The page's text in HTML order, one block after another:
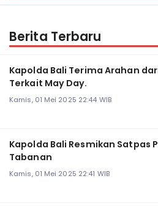
Berita Terbaru
Kapolda Bali Terima Arahan
Terkait May Day.
Kamis, 01 Mei 2025 22:44 WIB
Kapolda Bali Resmikan Satpas
Tabanan
Kamis, 01 Mei 2025 22:41 WIB